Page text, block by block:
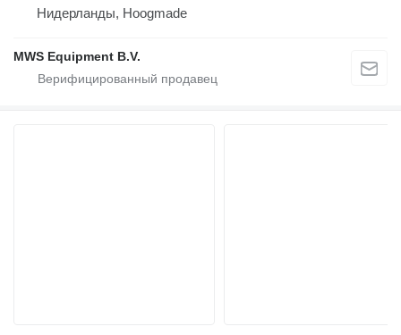
Нидерланды, Hoogmade
MWS Equipment B.V.